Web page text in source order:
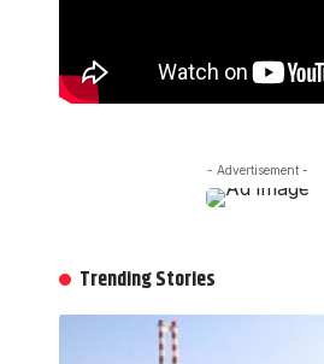
- Advertisement -
Trending Stories